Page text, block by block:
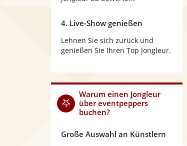
4. Live-Show genießen
Lehnen Sie sich zurück und
genießen Sie Ihren Top Jongleur.
Warum einen Jongleur
über eventpeppers
buchen?
Große Auswahl an Künstlern